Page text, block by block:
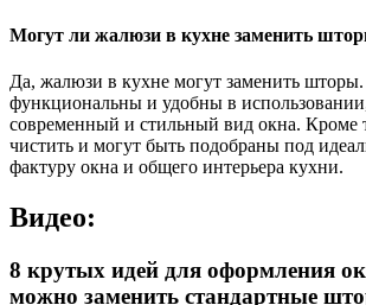
Могут ли жалюзи в кухне заменить
Да, жалюзи в кухне могут заменить
функциональны и удобны в
современный и стильный вид окна. Кроме
чистить и могут быть подобраны под
фактуру окна и общего интерьера кухни.
Видео:
8 крутых идей для оформления
можно заменить стандартные